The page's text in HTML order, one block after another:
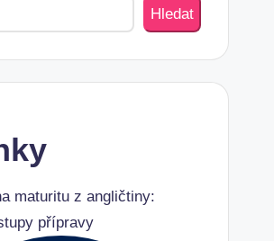
Hledat
maturitu z angličtiny:
přípravy